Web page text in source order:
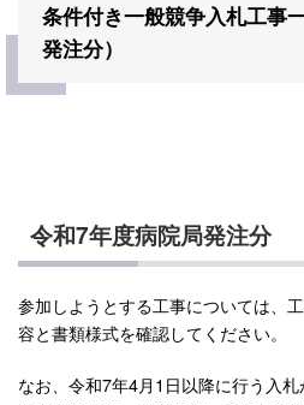
条件付き一般競争入札工事
発注分）
令和7年度病院局発注分
参加しようとする工事については、
容と書類様式を確認してください。
なお、令和7年4月1日以降に行う入